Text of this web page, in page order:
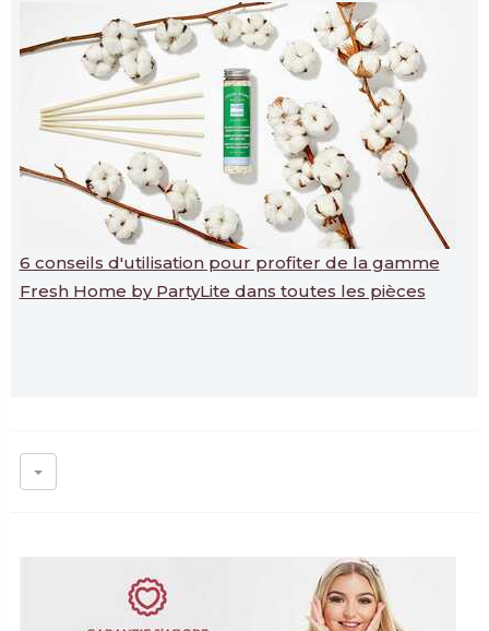
6 conseils d'utilisation pour profiter de la gamme
Fresh Home by PartyLite dans toutes les pièces